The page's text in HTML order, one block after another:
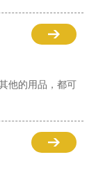
他的用品，都可